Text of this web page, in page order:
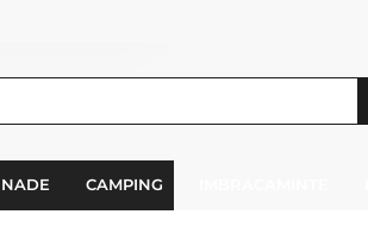
NADE CAMPING